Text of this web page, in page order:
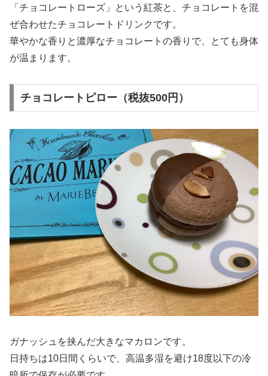
「チョコレートローズ」という紅茶と、チョコレートを混
ぜ合わせたチョコレートドリンクです。
華やかな香りと濃厚なチョコレートの香りで、とても身体
が温まります。
チョコレートピロー（税抜500円）
ガナッシュを挟んだ大きなマカロンです。
日持ちは10日間くらいで、高温多湿を避け18度以下の冷